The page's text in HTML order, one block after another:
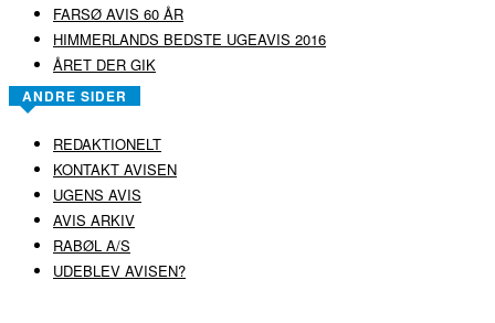
FARSØ AVIS 60 ÅR
HIMMERLANDS BEDSTE UGEAVIS 2016
ÅRET DER GIK
ANDRE SIDER
REDAKTIONELT
KONTAKT AVISEN
UGENS AVIS
AVIS ARKIV
RABØL A/S
UDEBLEV AVISEN?